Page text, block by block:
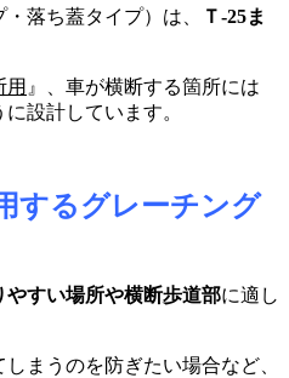
落ち蓋タイプ）は、 Ｔ-25ま
用 』、車が横断する箇所には
設計しています。
するグレーチング
やすい場所や横断歩道部に適し
まうのを防ぎたい場合など、